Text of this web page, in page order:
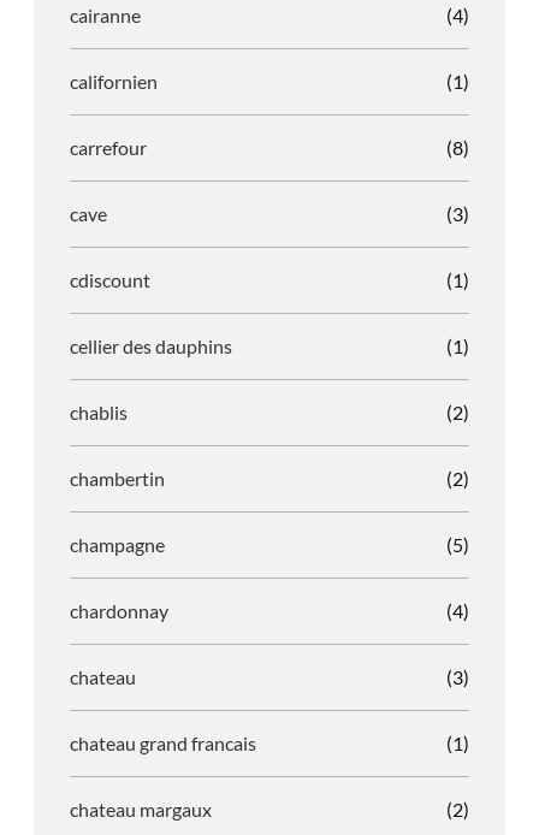
cairanne (4)
californien (1)
carrefour (8)
cave (3)
cdiscount (1)
cellier des dauphins (1)
chablis (2)
chambertin (2)
champagne (5)
chardonnay (4)
chateau (3)
chateau grand francais (1)
chateau margaux (2)